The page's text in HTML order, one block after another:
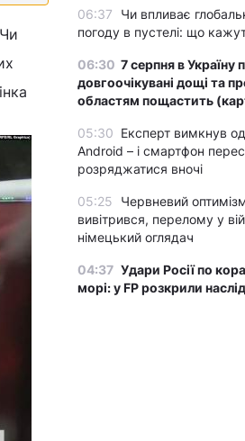
06:37
Чи впливає
погоду в пустелі: що
06:30 7 серпня в Україну
довгоочікувані дощі та
областям пощастить
05:30 Експерт вимкнув
Android – і смартфон
розряджатися вночі
05:25
Червневий
вивітрився, перелому у
німецький оглядач
04:37 Удари Росії по
морі: у FP розкрили